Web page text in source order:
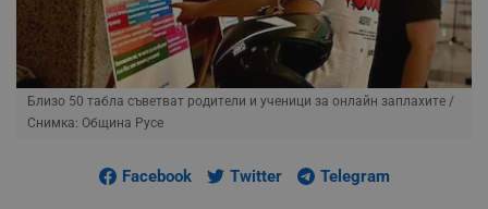
Близо 50 табла съветват родители и ученици за онлайн заплахите /
Снимка: Община Русе
Facebook Twitter Telegram